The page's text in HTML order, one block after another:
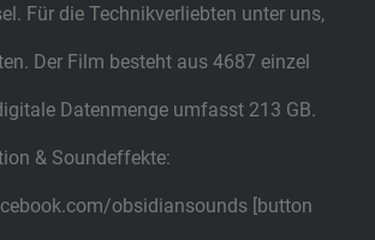
Für die Technikverliebten unter uns,
Der Film besteht aus 4687 einzel
Datenmenge umfasst 213 GB.
& Soundeffekte:
obsidiansounds [button